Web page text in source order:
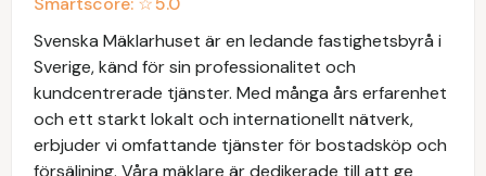
Svenska Mäklarhuset är en ledande fastighetsbyrå i
Sverige, känd för sin professionalitet och
kundcentrerade tjänster. Med många års erfarenhet
och ett starkt lokalt och internationellt nätverk,
erbjuder vi omfattande tjänster för bostadsköp och
försäljning. Våra mäklare är dedikerade till att ge